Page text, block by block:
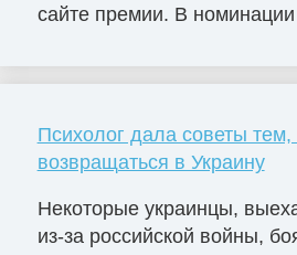
сайте премии. В номинации
Психолог дала советы тем,
возвращаться в Украину
Некоторые украинцы,
из-за российской войны,